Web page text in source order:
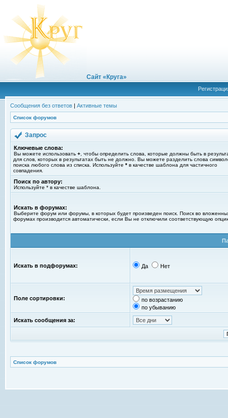
Сайт «Круга»
Сообщения без ответов | Активные темы
Список форумов
Запрос
Ключевые слова:
Вы можете использовать + , чтобы определить слова, которые должны быть в
для слов, которых в результатах быть не должно. Вы можете разделить слова
поиска любого слова из списка. Используйте * в качестве шаблона для частичного
совпадения.
Поиск по автору:
Используйте * в качестве шаблона.
Искать в форумах:
Выберите форум или форумы, в которых будет произведен поиск. Поиск во
форумах производится автоматически, если Вы не отключили соответствующую
Искать в подфорумах: Да Нет
Поле сортировки:
по возрастанию
по убыванию
Искать сообщения за:
Список форумов